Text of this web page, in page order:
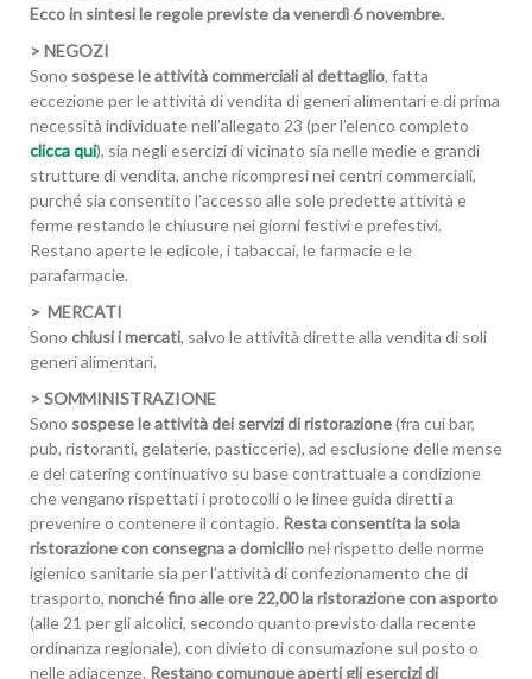
Ecco in sintesi le regole previste da venerdì 6 novembre.
> NEGOZI
Sono sospese le attività commerciali al dettaglio, fatta
eccezione per le attività di vendita di generi alimentari e di prima
necessità individuate nell’allegato 23 (per l’elenco completo
clicca qui), sia negli esercizi di vicinato sia nelle medie e grandi
strutture di vendita, anche ricompresi nei centri commerciali,
purché sia consentito l’accesso alle sole predette attività e
ferme restando le chiusure nei giorni festivi e prefestivi.
Restano aperte le edicole, i tabaccai, le farmacie e le
parafarmacie.
> MERCATI
Sono chiusi i mercati, salvo le attività dirette alla vendita di soli
generi alimentari.
> SOMMINISTRAZIONE
Sono sospese le attività dei servizi di ristorazione(fra cui bar,
pub, ristoranti, gelaterie, pasticcerie), ad esclusione delle mense
e del catering continuativo su base contrattuale a condizione
che vengano rispettati i protocolli o le linee guida diretti a
prevenire o contenere il contagio. Resta consentita la sola
ristorazione con consegna a domicilionel rispetto delle norme
igienico sanitarie sia per l’attività di confezionamento che di
trasporto, nonché fino alle ore 22,00 la ristorazione con asporto
(alle 21 per gli alcolici, secondo quanto previsto dalla recente
ordinanza regionale), con divieto di consumazione sul posto o
nelle adiacenze. Restano comunque aperti gli esercizi di